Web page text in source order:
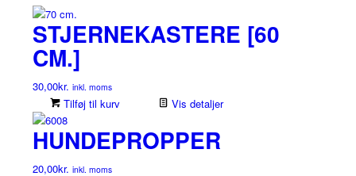
STJERNEKASTERE [60
CM.]
30,00kr. inkl. moms
Tilføj til kurv Vis detaljer
HUNDEPROPPER
20,00kr. inkl. moms